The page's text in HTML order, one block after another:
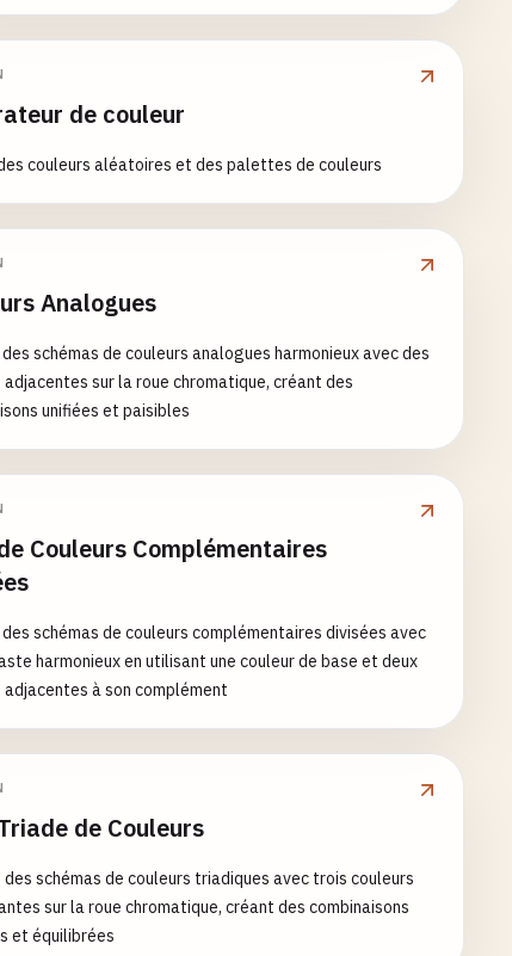
de couleur
couleurs aléatoires et des palettes de couleurs
Analogues
schémas de couleurs analogues harmonieux avec des
adjacentes sur la roue chromatique, créant des
unifiées et paisibles
Couleurs Complémentaires
schémas de couleurs complémentaires divisées avec
harmonieux en utilisant une couleur de base et deux
adjacentes à son complément
de Couleurs
des schémas de couleurs triadiques avec trois couleurs
sur la roue chromatique, créant des combinaisons
et équilibrées